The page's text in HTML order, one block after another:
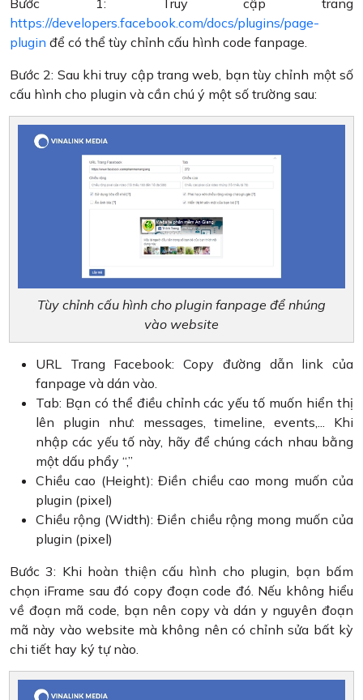
Bước 1: Truy cập trang
https://developers.facebook.com/docs/plugins/page-
plugin để có thể tùy chỉnh cấu hình code fanpage.
Bước 2: Sau khi truy cập trang web, bạn tùy chỉnh một số
cấu hình cho plugin và cần chú ý một số trường sau:
Tùy chỉnh cấu hình cho plugin fanpage để nhúng
vào website
URL Trang Facebook: Copy đường dẫn link của
fanpage và dán vào.
Tab: Bạn có thể điều chỉnh các yếu tố muốn hiển thị
lên plugin như: messages, timeline, events,... Khi
nhập các yếu tố này, hãy để chúng cách nhau bằng
một dấu phẩy “,”
Chiều cao (Height): Điền chiều cao mong muốn của
plugin (pixel)
Chiều rộng (Width): Điền chiều rộng mong muốn của
plugin (pixel)
Bước 3: Khi hoàn thiện cấu hình cho plugin, bạn bấm
chọn iFrame sau đó copy đoạn code đó. Nếu không hiểu
về đoạn mã code, bạn nên copy và dán y nguyên đoạn
mã này vào website mà không nên có chỉnh sửa bất kỳ
chi tiết hay ký tự nào.